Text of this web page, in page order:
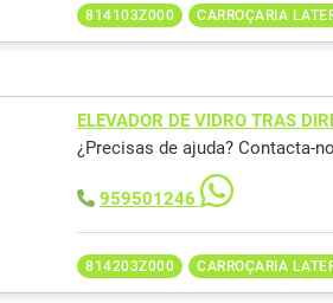
814103Z000 CARROÇARIA
ELEVADOR DE VIDRO TRAS
¿Precisas de ajuda? Contacta-
959501246
814203Z000 CARROÇARIA